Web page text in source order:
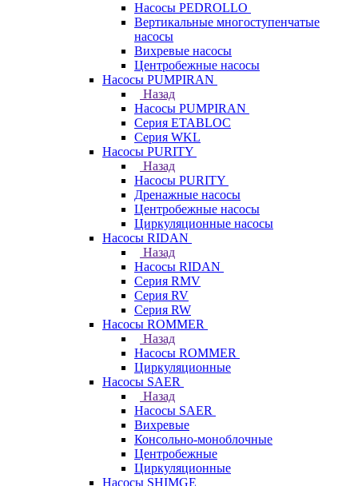
Насосы PEDROLLO
Вертикальные многоступенчатые
насосы
Вихревые насосы
Центробежные насосы
Насосы PUMPIRAN
Назад
Насосы PUMPIRAN
Серия ETABLOC
Серия WKL
Насосы PURITY
Назад
Насосы PURITY
Дренажные насосы
Центробежные насосы
Циркуляционные насосы
Насосы RIDAN
Назад
Насосы RIDAN
Серия RMV
Серия RV
Серия RW
Насосы ROMMER
Назад
Насосы ROMMER
Циркуляционные
Насосы SAER
Назад
Насосы SAER
Вихревые
Консольно-моноблочные
Центробежные
Циркуляционные
Насосы SHIMGE